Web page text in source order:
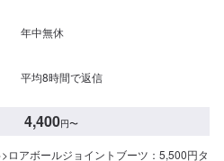
年中無休
平均8時間で返信
4,400円〜
ロアボールジョイントブーツ：5,500円タ